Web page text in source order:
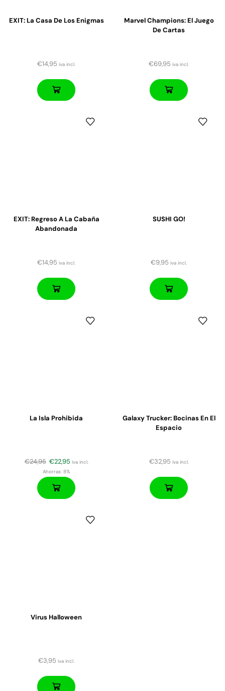
EXIT: La Casa De Los Enigmas
€14,95 iva incl.
Marvel Champions: El Juego
De Cartas
€69,95 iva incl.
EXIT: Regreso A La Cabaña
Abandonada
€14,95 iva incl.
SUSHI GO!
€9,95 iva incl.
La Isla Prohibida
€24,95 €22,95 iva incl.
Ahorras:8%
Galaxy Trucker: Bocinas En El
Espacio
€32,95 iva incl.
Virus Halloween
€3,95 iva incl.